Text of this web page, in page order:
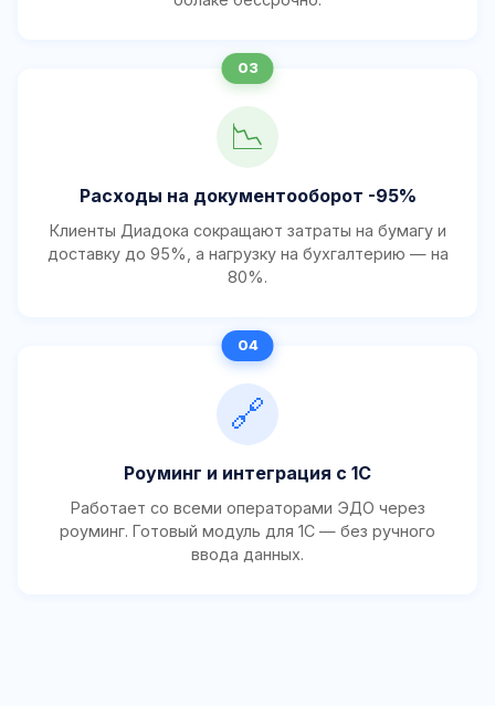
📉
Расходы на документооборот -95%
Клиенты Диадока сокращают затраты на бумагу и
доставку до 95%, а нагрузку на бухгалтерию — на
80%.
🔗
Роуминг и интеграция с 1С
Работает со всеми операторами ЭДО через
роуминг. Готовый модуль для 1С — без ручного
ввода данных.